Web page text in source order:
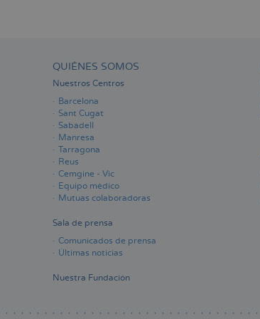
QUIÉNES SOMOS
Nuestros Centros
Barcelona
Sant Cugat
Sabadell
Manresa
Tarragona
Reus
Cemgine - Vic
Equipo médico
Mutuas colaboradoras
Sala de prensa
Comunicados de prensa
Últimas noticias
Nuestra Fundación